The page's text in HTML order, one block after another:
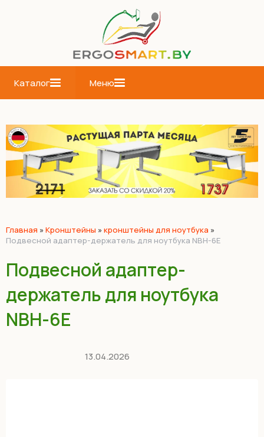
Каталог Меню
Главная » Кронштейны » кронштейны для ноутбука »
Подвесной адаптер-держатель для ноутбука NBH-6E
Подвесной адаптер-
держатель для ноутбука
NBH-6E
13.04.2026